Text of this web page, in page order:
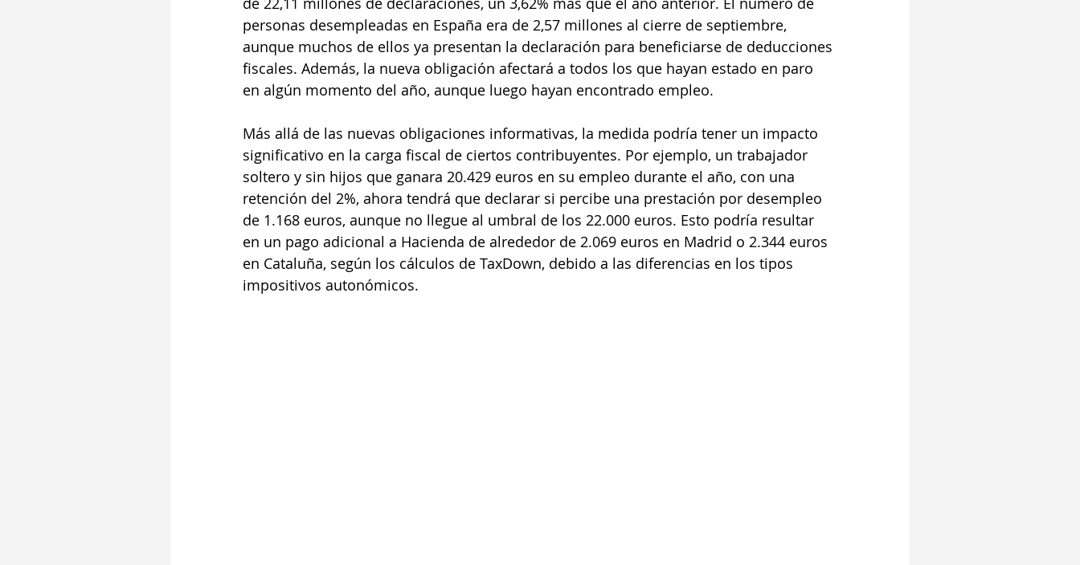
personas desempleadas en España era de 2,57 millones al cierre de septiembre,
aunque muchos de ellos ya presentan la declaración para beneficiarse de deducciones
fiscales. Además, la nueva obligación afectará a todos los que hayan estado en paro
en algún momento del año, aunque luego hayan encontrado empleo.
Más allá de las nuevas obligaciones informativas, la medida podría tener un impacto
significativo en la carga fiscal de ciertos contribuyentes. Por ejemplo, un trabajador
soltero y sin hijos que ganara 20.429 euros en su empleo durante el año, con una
retención del 2%, ahora tendrá que declarar si percibe una prestación por desempleo
de 1.168 euros, aunque no llegue al umbral de los 22.000 euros. Esto podría resultar
en un pago adicional a Hacienda de alrededor de 2.069 euros en Madrid o 2.344 euros
en Cataluña, según los cálculos de TaxDown, debido a las diferencias en los tipos
impositivos autonómicos.